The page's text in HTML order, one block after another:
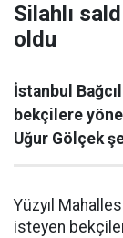
Silahlı
oldu
İstanbul
bekçilere
Uğur Gölçek
Yüzyıl
isteyen